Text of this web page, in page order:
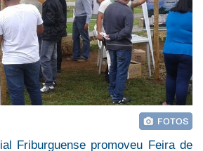
Friburguense promoveu Feira de